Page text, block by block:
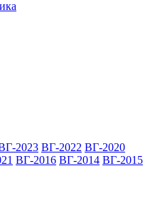
2023 ВГ-2022 ВГ-2020
ВГ-2016 ВГ-2014 ВГ-2015